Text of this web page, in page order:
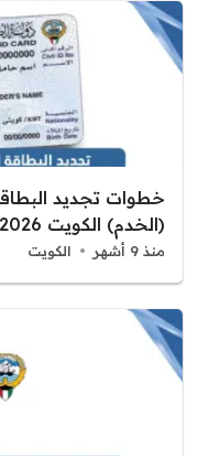
خطوات تجديد
(الخدم) الكويت 2026
منذ 9 أشهر الكويت